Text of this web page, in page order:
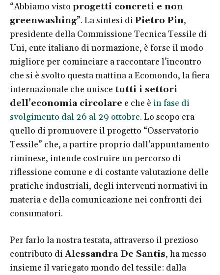
“Abbiamo visto progetti concreti e non
greenwashing”. La sintesi diPietro Pin,
presidente della Commissione Tecnica Tessile di
Uni, ente italiano di normazione, è forse il modo
migliore per cominciare a raccontare l’incontro
che si è svolto questa mattina a Ecomondo, la fiera
internazionale che unisce tutti i settori
dell’economia circolare e che è in fase di
svolgimento dal 26 al 29 ottobre. Lo scopo era
quello di promuovere il progetto “Osservatorio
Tessile” che, a partire proprio dall’appuntamento
riminese, intende costruire un percorso di
riflessione comune e di costante valutazione delle
pratiche industriali, degli interventi normativi in
materia e della comunicazione nei confronti dei
consumatori.
Per farlo la nostra testata, attraverso il prezioso
contributo diAlessandra De Santis, ha messo
insieme il variegato mondo del tessile: dalla